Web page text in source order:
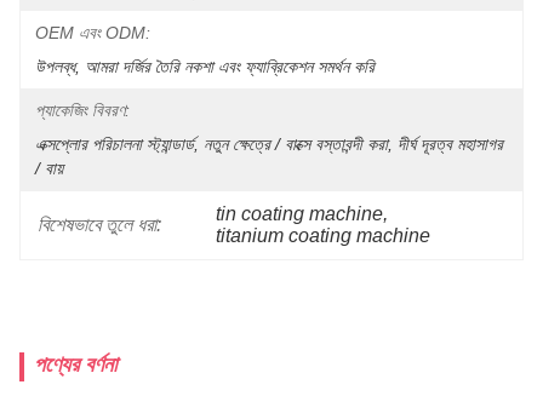
OEM এবং ODM:
উপলব্ধ, আমরা দর্জির তৈরি নকশা এবং ফ্যাব্রিকেশন সমর্থন করি
প্যাকেজিং বিবরণ:
এক্সপ্লোর পরিচালনা স্ট্যান্ডার্ড, নতুন ক্ষেত্রে / বাক্সে বস্তাবন্দী করা, দীর্ঘ দূরত্ব মহাসাগর
/ বায়
বিশেষভাবে তুলে ধরা:
tin coating machine,
titanium coating machine
পণ্যের বর্ণনা